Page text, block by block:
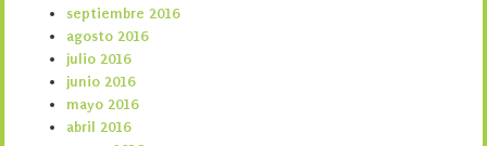
septiembre 2016
agosto 2016
julio 2016
junio 2016
mayo 2016
abril 2016